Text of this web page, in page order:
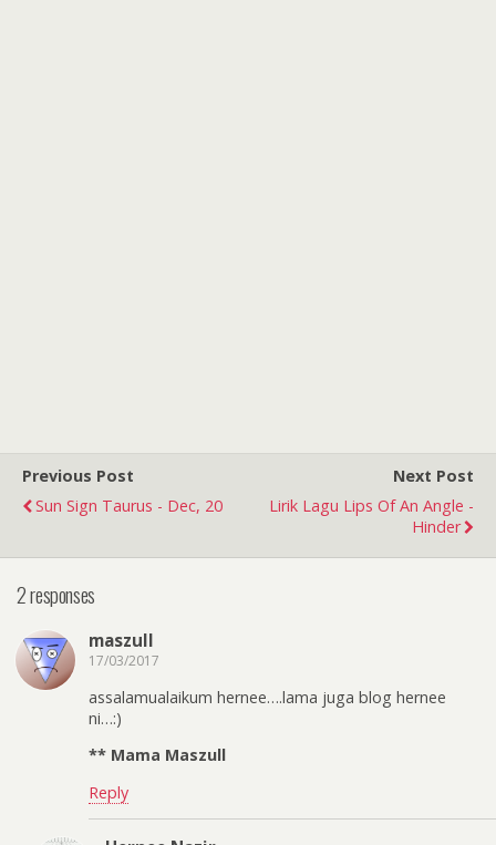
Previous Post
Sun Sign Taurus - Dec, 20
Next Post
Lirik Lagu Lips Of An Angle -
Hinder
2 responses
maszull
17/03/2017
assalamualaikum hernee….lama juga blog hernee
ni…:)
** Mama Maszull
Reply